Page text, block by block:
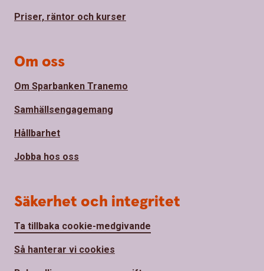
Priser, räntor och kurser
Om oss
Om Sparbanken Tranemo
Samhällsengagemang
Hållbarhet
Jobba hos oss
Säkerhet och integritet
Ta tillbaka cookie-medgivande
Så hanterar vi cookies